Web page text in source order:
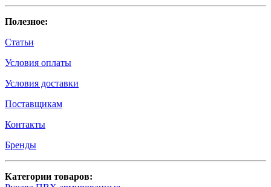
Полезное:
Статьи
Условия оплаты
Условия доставки
Поставщикам
Контакты
Бренды
Категории товаров: